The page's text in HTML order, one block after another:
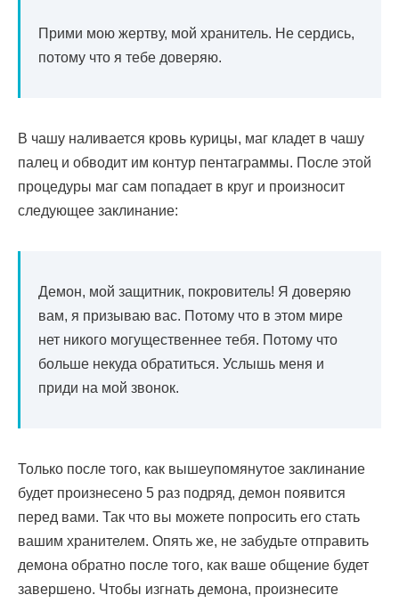
Прими мою жертву, мой хранитель. Не сердись,
потому что я тебе доверяю.
В чашу наливается кровь курицы, маг кладет в чашу
палец и обводит им контур пентаграммы. После этой
процедуры маг сам попадает в круг и произносит
следующее заклинание:
Демон, мой защитник, покровитель! Я доверяю
вам, я призываю вас. Потому что в этом мире
нет никого могущественнее тебя. Потому что
больше некуда обратиться. Услышь меня и
приди на мой звонок.
Только после того, как вышеупомянутое заклинание
будет произнесено 5 раз подряд, демон появится
перед вами. Так что вы можете попросить его стать
вашим хранителем. Опять же, не забудьте отправить
демона обратно после того, как ваше общение будет
завершено. Чтобы изгнать демона, произнесите